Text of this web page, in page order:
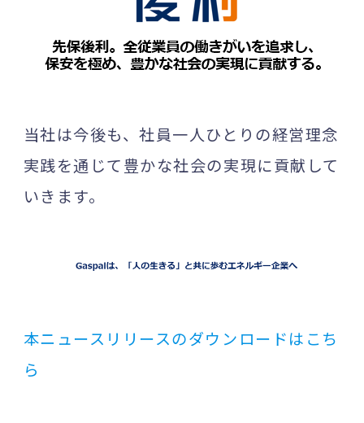
当社は今後も、社員一人ひとりの経営理念
実践を通じて豊かな社会の実現に貢献して
いきます。
本ニュースリリースのダウンロードはこち
ら